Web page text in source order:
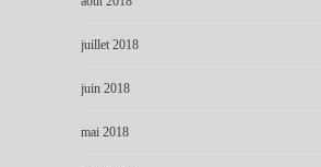
juillet 2018
juin 2018
mai 2018